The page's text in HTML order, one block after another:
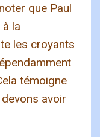
que Paul
la
les croyants
témoigne
avoir